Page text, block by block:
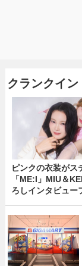
クランクイ
ピンクの衣装がス
「ME:I」MIU＆
ろしインタビュー